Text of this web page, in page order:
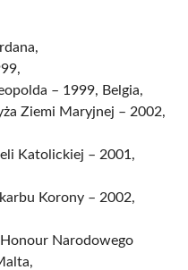
– 1999, Belgia,
Ziemi Maryjnej – 2002,
Katolickiej – 2001,
Korony – 2002,
Narodowego